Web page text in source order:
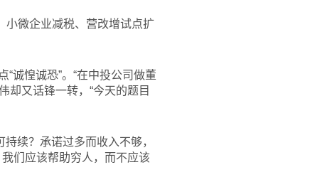
小微企业减税、营改增试点扩
诚惶诚恐”。“在中投公司做董
却又话锋一转，“今天的题目
续？承诺过多而收入不够，
们应该帮助穷人，而不应该